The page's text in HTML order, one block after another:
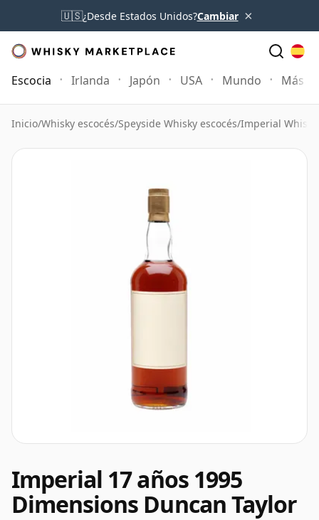
🇺🇸¿Desde Estados Unidos?Cambiar ×
Escocia Irlanda Japón USA Mundo Más
Inicio/Whisky escocés/Speyside Whisky escocés/Imperial Whisky
Imperial 17 años 1995
Dimensions Duncan Taylor